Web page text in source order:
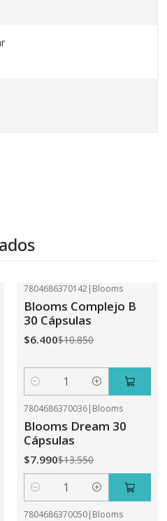
7804686370142| Blooms
Blooms Complejo B
30 Cápsulas
$6.400$10.850
Cantidad
7804686370036| Blooms
Blooms Dream 30
Cápsulas
$7.990$13.550
Cantidad
7804686370050| Blooms